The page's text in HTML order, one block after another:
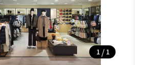
1 / 1